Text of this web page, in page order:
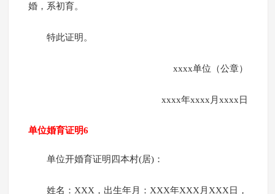
婚，系初育。
特此证明。
xxxx单位（公章）
xxxx年xxxx月xxxx日
单位婚育证明6
单位开婚育证明四本村(居)：
姓名：XXX，出生年月：XXX年XXX月XXX日，